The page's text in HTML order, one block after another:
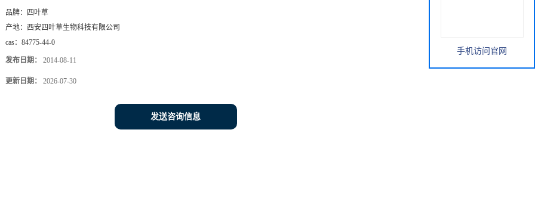
品牌：
四叶草
产地： 西安四叶草生物科技有限公司
cas： 84775-44-0
发布日期： 2014-08-11
更新日期： 2026-07-30
发送咨询信息
手机访问官网